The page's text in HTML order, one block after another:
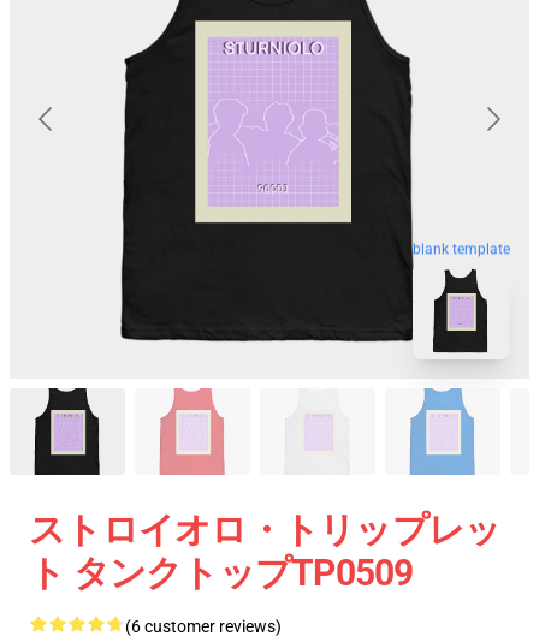
blank template
ストロイオロ・トリップレッ
ト タンクトップTP0509
(6 customer reviews)